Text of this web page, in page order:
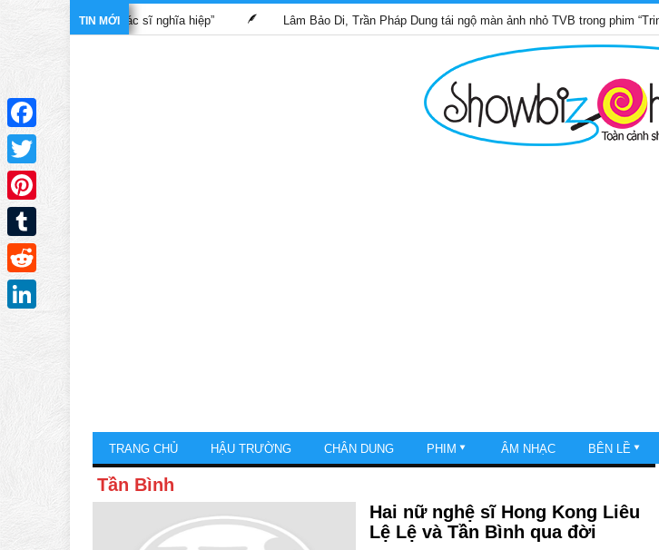
TIN MỚI
phim “Bác sĩ nghĩa hiệp” Lâm Bảo Di, Trần Pháp Dung tái ngộ màn ảnh nhỏ TVB trong phim “Trinh sát
TRANG CHỦ HẬU TRƯỜNG CHÂN DUNG PHIM ÂM NHẠC BÊN LỀ
Tần Bình
Hai nữ nghệ sĩ Hong Kong Liêu
Lệ Lệ và Tần Bình qua đời
Facebook
Twitter
Pinterest
Tumblr
Reddit